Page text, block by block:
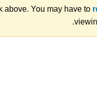
above. You may have to